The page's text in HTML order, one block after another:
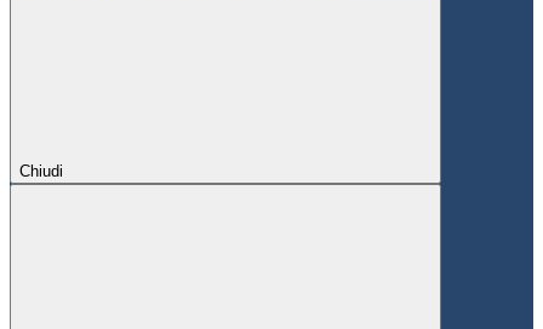
Chiudi